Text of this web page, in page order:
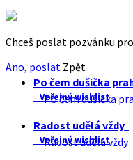
Chceš poslat pozvánku pro
Ano, poslat Zpět
Po čem dušička
Veřejný wishlist
Po čem dušička
Radost udělá vždy
Veřejný wishlist
Radost udělá vždy